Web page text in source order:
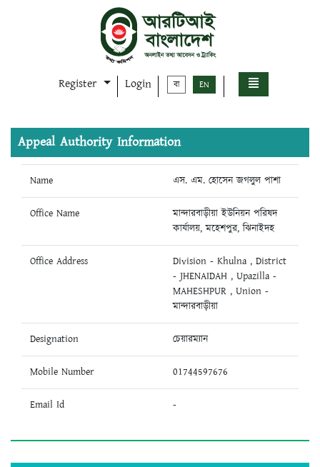
Register Login বা EN
Appeal Authority Information
Name এস. এম. হোসেন জগলুল পাশা
Office Name
মান্দারবাড়ীয়া ইউনিয়ন পরিষদ
কার্যালয়, মহেশপুর, ঝিনাইদহ
Office Address
Division - Khulna , District
- JHENAIDAH , Upazilla -
MAHESHPUR , Union -
মান্দারবাড়ীয়া
Designation চেয়ারম্যান
Mobile Number 01744597676
Email Id -